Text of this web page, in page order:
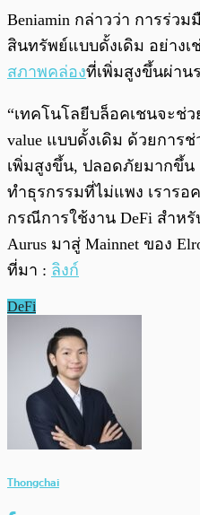
Beniamin กล่าวว่า การร่ว
สินทรัพย์แบบดั้งเดิม อย่างเ
สภาพคล่องที่เพิ่มสูงขึ้นผ่าน
“เทคโนโลยีบล็อคเชนจะช่
value แบบดั้งเดิม ด้วยการ
เพิ่มสูงขึ้น, ปลอดภัยมากขึ้น
ทำธุรกรรมที่ไม่แพง เรารอ
กรณีการใช้งาน DeFi สำห
Aurus มาสู่ Mainnet ของ
ที่มา : ลิงก์
DeFi
Thongchai